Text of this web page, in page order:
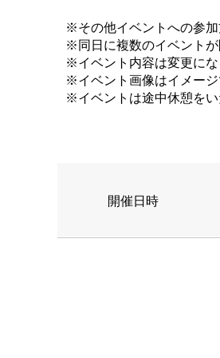
※その他イベントへの参加
※同日に複数のイベント
※イベント内容は変更にな
※イベント画像はイメージ
※イベントは途中休憩をい
開催日時